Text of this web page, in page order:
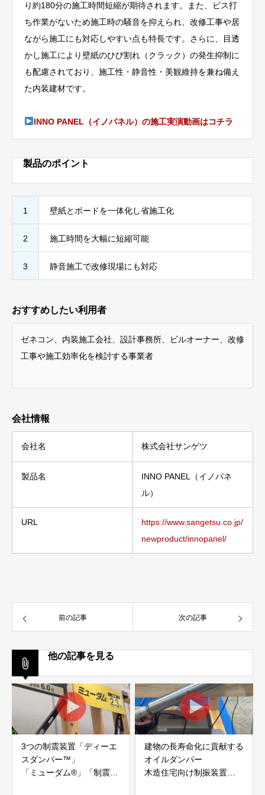
り約180分の施工時間短縮が期待されます。また、ビス打
ち作業がないため施工時の騒音を抑えられ、改修工事や居
ながら施工にも対応しやすい点も特長です。さらに、目透
かし施工により壁紙のひび割れ（クラック）の発生抑制に
も配慮されており、施工性・静音性・美観維持を兼ね備え
た内装建材です。
INNO PANEL（イノパネル）の施工実演動画はコチラ
製品のポイント
1 壁紙とボードを一体化し省施工化
2 施工時間を大幅に短縮可能
3 静音施工で改修現場にも対応
おすすめしたい利用者
ゼネコン、内装施工会社、設計事務所、ビルオーナー、改修
工事や施工効率化を検討する事業者
会社情報
会社名 株式会社サンゲツ
製品名
INNO PANEL（イノパネ
ル）
URL
https://www.sangetsu.co.jp/
newproduct/innopanel/
前の記事 次の記事
他の記事を見る
3つの制震装置「ディーエ
スダンパー™」
「ミューダム®」「制震テ
建物の長寿命化に貢献する
オイルダンパー
木造住宅向け制振装置